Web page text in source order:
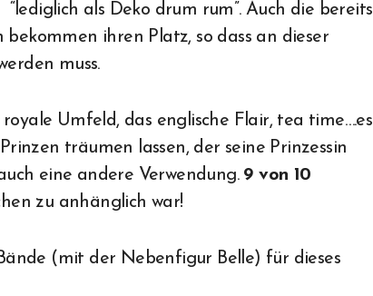
als Deko drum rum”. Auch die bereits
ihren Platz, so dass an dieser
muss.
Umfeld, das englische Flair, tea time….es
träumen lassen, der seine Prinzessin
eine andere Verwendung. 9 von 10
zu anhänglich war!
(mit der Nebenfigur Belle) für dieses